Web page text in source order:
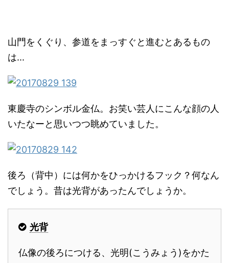
山門をくぐり、参道をまっすぐと進むとあるもの
は...
東慶寺のシンボル金仏。お笑い芸人にこんな顔の人
いたなーと思いつつ眺めていました。
後ろ（背中）には何かをひっかけるフック？何なん
でしょう。昔は光背があったんでしょうか。
光背
仏像の後ろにつける、光明(こうみょう)をかた